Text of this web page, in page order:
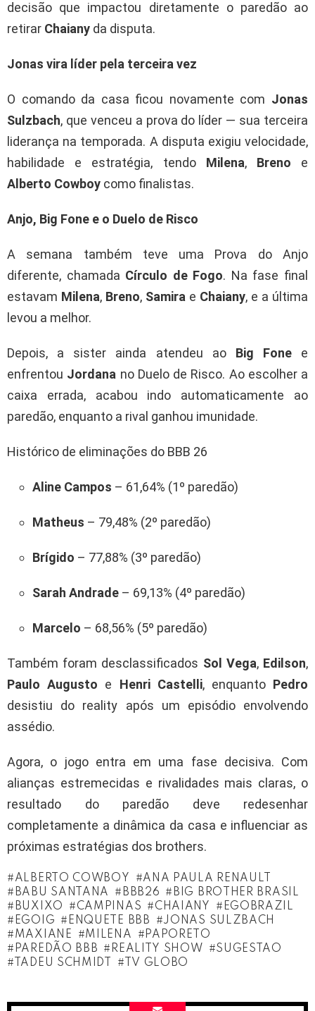
decisão que impactou diretamente o paredão ao
retirar Chaiany da disputa.
Jonas vira líder pela terceira vez
O comando da casa ficou novamente com Jonas
Sulzbach, que venceu a prova do líder — sua terceira
liderança na temporada. A disputa exigiu velocidade,
habilidade e estratégia, tendo Milena, Breno e
Alberto Cowboy como finalistas.
Anjo, Big Fone e o Duelo de Risco
A semana também teve uma Prova do Anjo
diferente, chamada Círculo de Fogo. Na fase final
estavam Milena, Breno, Samira e Chaiany, e a última
levou a melhor.
Depois, a sister ainda atendeu ao Big Fonee
enfrentou Jordana no Duelo de Risco. Ao escolher a
caixa errada, acabou indo automaticamente ao
paredão, enquanto a rival ganhou imunidade.
Histórico de eliminações do BBB 26
Aline Campos – 61,64% (1º paredão)
Matheus – 79,48% (2º paredão)
Brígido – 77,88% (3º paredão)
Sarah Andrade – 69,13% (4º paredão)
Marcelo – 68,56% (5º paredão)
Também foram desclassificados Sol Vega, Edilson,
Paulo Augusto e Henri Castelli, enquanto Pedro
desistiu do reality após um episódio envolvendo
assédio.
Agora, o jogo entra em uma fase decisiva. Com
alianças estremecidas e rivalidades mais claras, o
resultado do paredão deve redesenhar
completamente a dinâmica da casa e influenciar as
próximas estratégias dos brothers.
ALBERTO COWBOY
ANA PAULA RENAULT
BABU SANTANA
BBB26
BIG BROTHER BRASIL
BUXIXO
CAMPINAS CHAIANY
EGOBRAZIL
EGOIG
ENQUETE BBB
JONAS SULZBACH
MAXIANE
MILENA
PAPORETO
PAREDÃO BBB
REALITY SHOW
SUGESTAO
TADEU SCHMIDT
TV GLOBO